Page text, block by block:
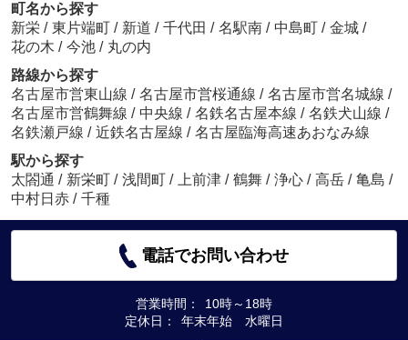
町名から探す
新栄 / 東片端町 / 新道 / 千代田 / 名駅南 / 中島町 / 金城 /
花の木 / 今池 / 丸の内
路線から探す
名古屋市営東山線 / 名古屋市営桜通線 / 名古屋市営名城線 /
名古屋市営鶴舞線 / 中央線 / 名鉄名古屋本線 / 名鉄犬山線 /
名鉄瀬戸線 / 近鉄名古屋線 / 名古屋臨海高速あおなみ線
駅から探す
太閤通 / 新栄町 / 浅間町 / 上前津 / 鶴舞 / 浄心 / 高岳 / 亀島 /
中村日赤 / 千種
電話でお問い合わせ
営業時間：
10時～18時
定休日：
年末年始 水曜日